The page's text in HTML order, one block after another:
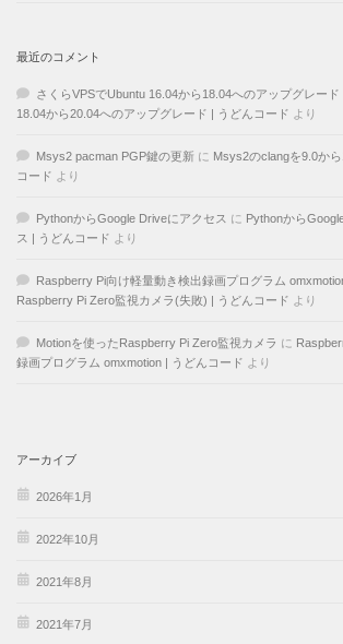
最近のコメント
さくらVPSでUbuntu 16.04から18.04へのアップグレード
18.04から20.04へのアップグレード | うどんコード より
Msys2 pacman PGP鍵の更新 に Msys2のclangを9.0か
コード より
PythonからGoogle Driveにアクセス に Pythonから
ス | うどんコード より
Raspberry Pi向け軽量動き検出録画プログラム
Raspberry Pi Zero監視カメラ(失敗) | うどんコード より
Motionを使ったRaspberry Pi Zero監視カメラ に
録画プログラム omxmotion | うどんコード より
アーカイブ
2026年1月
2022年10月
2021年8月
2021年7月